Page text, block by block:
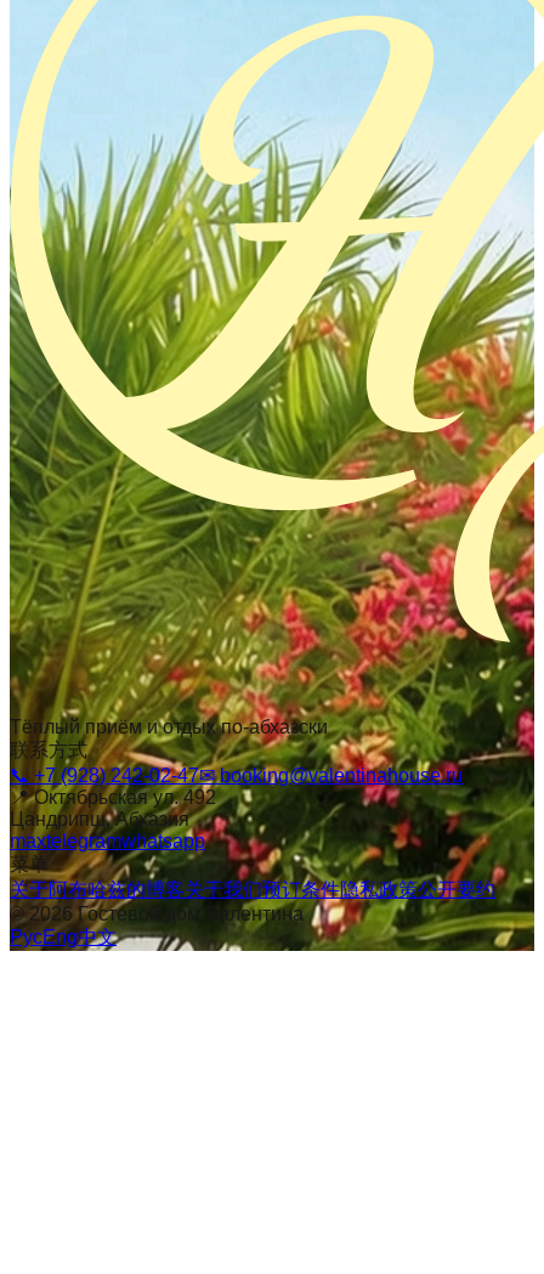
Тёплый приём и отдых по-абхазски
联系方式
📞 +7 (928) 242-02-47✉booking@valentinahouse.ru
📍Октябрьская ул. 492
Цандрипш, Абхазия
maxtelegramwhatsapp
菜单
关于阿布哈兹的博客关于我们预订条件隐私政策公开要约
© 2026 Гостевой дом Валентина
РусEng中文